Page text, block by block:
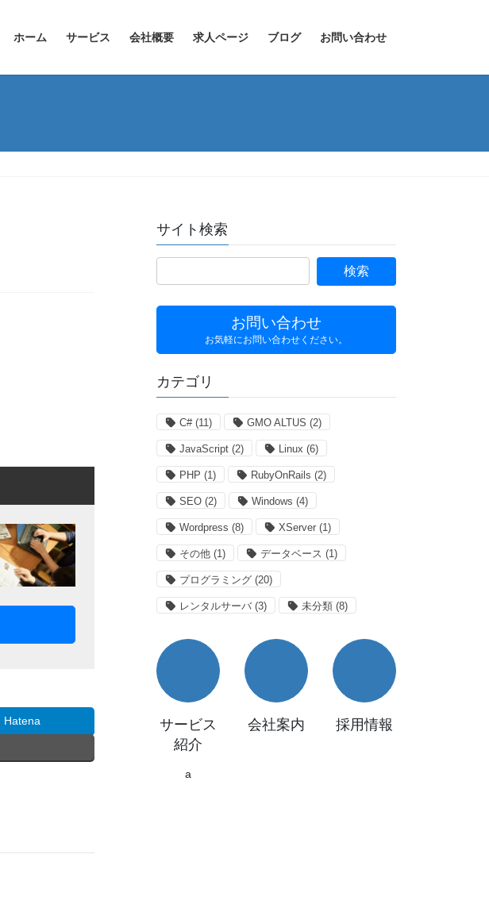
ホーム サービス 会社概要 求人ページ ブログ お問い合わせ
Hatena
サイト検索
お問い合わせ
お気軽にお問い合わせください。
カテゴリ
C#(11) GMO ALTUS (2)
JavaScript (2) Linux (6)
PHP (1) RubyOnRails (2)
SEO (2) Windows (4)
Wordpress (8) XServer (1)
その他 (1) データベース (1)
プログラミング (20)
レンタルサーバ (3) 未分類 (8)
サービス
紹介
a
会社案内 採用情報